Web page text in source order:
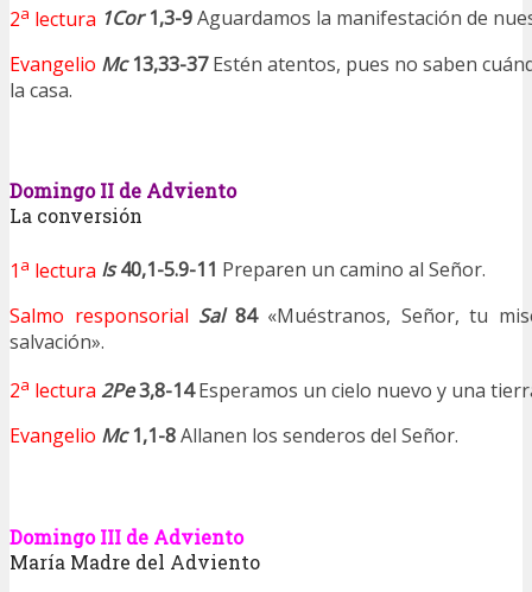
2a lectura 1Cor1,3-9Aguardamos la manifestación de
Evangelio Mc13,33-37Estén atentos, pues no saben
la casa.
Domingo II de Adviento
La conversión
1 a lectura Is40,1-5.9-11 Preparen un camino al Señor.
Salmo responsorial Sal84 «Muéstranos, Señor, tu
salvación».
2a lectura 2Pe3,8-14Esperamos un cielo nuevo y una
Evangelio Mc1,1-8Allanen los senderos del Señor.
Domingo III de Adviento
María Madre del Adviento